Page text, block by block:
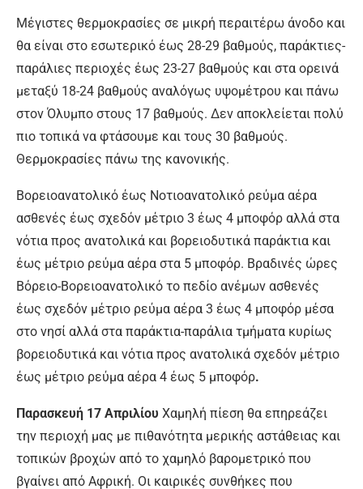
Μέγιστες θερμοκρασίες σε μικρή περαιτέρω άνοδο και
θα είναι στο εσωτερικό έως 28-29 βαθμούς, παράκτιες-
παράλιες περιοχές έως 23-27 βαθμούς και στα ορεινά
μεταξύ 18-24 βαθμούς αναλόγως υψομέτρου και πάνω
στον Όλυμπο στους 17 βαθμούς. Δεν αποκλείεται πολύ
πιο τοπικά να φτάσουμε και τους 30 βαθμούς.
Θερμοκρασίες πάνω της κανονικής.
Βορειοανατολικό έως Νοτιοανατολικό ρεύμα αέρα
ασθενές έως σχεδόν μέτριο 3 έως 4 μποφόρ αλλά στα
νότια προς ανατολικά και βορειοδυτικά παράκτια και
έως μέτριο ρεύμα αέρα στα 5 μποφόρ. Βραδινές ώρες
Βόρειο-Βορειοανατολικό το πεδίο ανέμων ασθενές
έως σχεδόν μέτριο ρεύμα αέρα 3 έως 4 μποφόρ μέσα
στο νησί αλλά στα παράκτια-παράλια τμήματα κυρίως
βορειοδυτικά και νότια προς ανατολικά σχεδόν μέτριο
έως μέτριο ρεύμα αέρα 4 έως 5 μποφόρ.
Παρασκευή 17 Απριλίου Χαμηλή πίεση θα επηρεάζει
την περιοχή μας με πιθανότητα μερικής αστάθειας και
τοπικών βροχών από το χαμηλό βαρομετρικό που
βγαίνει από Αφρική. Οι καιρικές συνθήκες που